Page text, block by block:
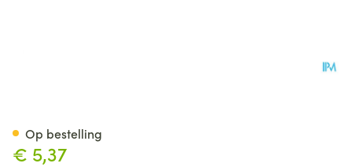
€ 5,37
Op bestelling